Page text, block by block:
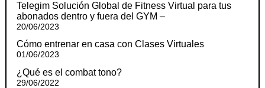
Telegim Solución Global de Fitness Virtual para tus
abonados dentro y fuera del GYM –
20/06/2023
Cómo entrenar en casa con Clases Virtuales
01/06/2023
¿Qué es el combat tono?
29/06/2022